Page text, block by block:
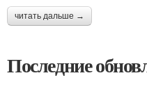
читать дальше →
Последние